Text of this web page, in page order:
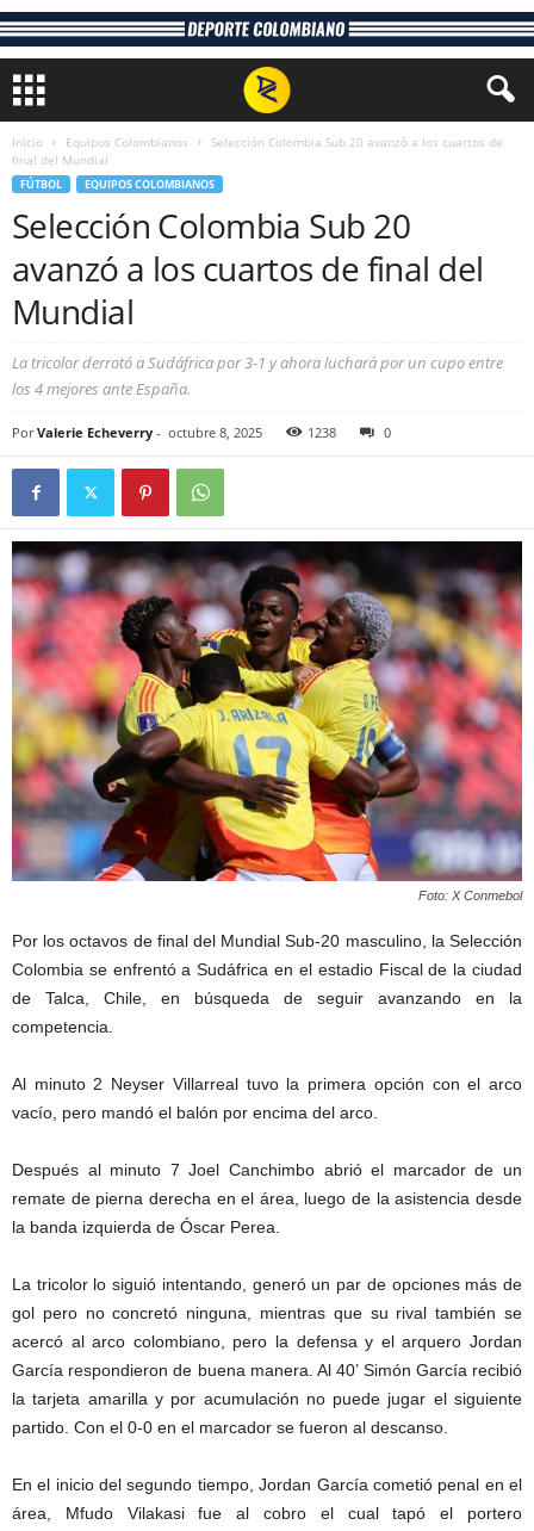
Inicio Equipos Colombianos
Selección Colombia Sub 20 avanzó a los cuartos de
final del Mundial
FÚTBOL EQUIPOS COLOMBIANOS
Selección Colombia Sub 20
avanzó a los cuartos de final del
Mundial
La tricolor derrotó a Sudáfrica por 3-1 y ahora luchará por un cupo entre
los 4 mejores ante España.
Por Valerie Echeverry - octubre 8, 2025 1238 0
Foto: X Conmebol
Por los octavos de final del Mundial Sub-20 masculino, la Selección
Colombia se enfrentó a Sudáfrica en el estadio Fiscal de la ciudad
de Talca, Chile, en búsqueda de seguir avanzando en la
competencia.
Al minuto 2 Neyser Villarreal tuvo la primera opción con el arco
vacío, pero mandó el balón por encima del arco.
Después al minuto 7 Joel Canchimbo abrió el marcador de un
remate de pierna derecha en el área, luego de la asistencia desde
la banda izquierda de Óscar Perea.
La tricolor lo siguió intentando, generó un par de opciones más de
gol pero no concretó ninguna, mientras que su rival también se
acercó al arco colombiano, pero la defensa y el arquero Jordan
García respondieron de buena manera. Al 40’ Simón García recibió
la tarjeta amarilla y por acumulación no puede jugar el siguiente
partido. Con el 0-0 en el marcador se fueron al descanso.
En el inicio del segundo tiempo, Jordan García cometió penal en el
área, Mfudo Vilakasi fue al cobro el cual tapó el portero